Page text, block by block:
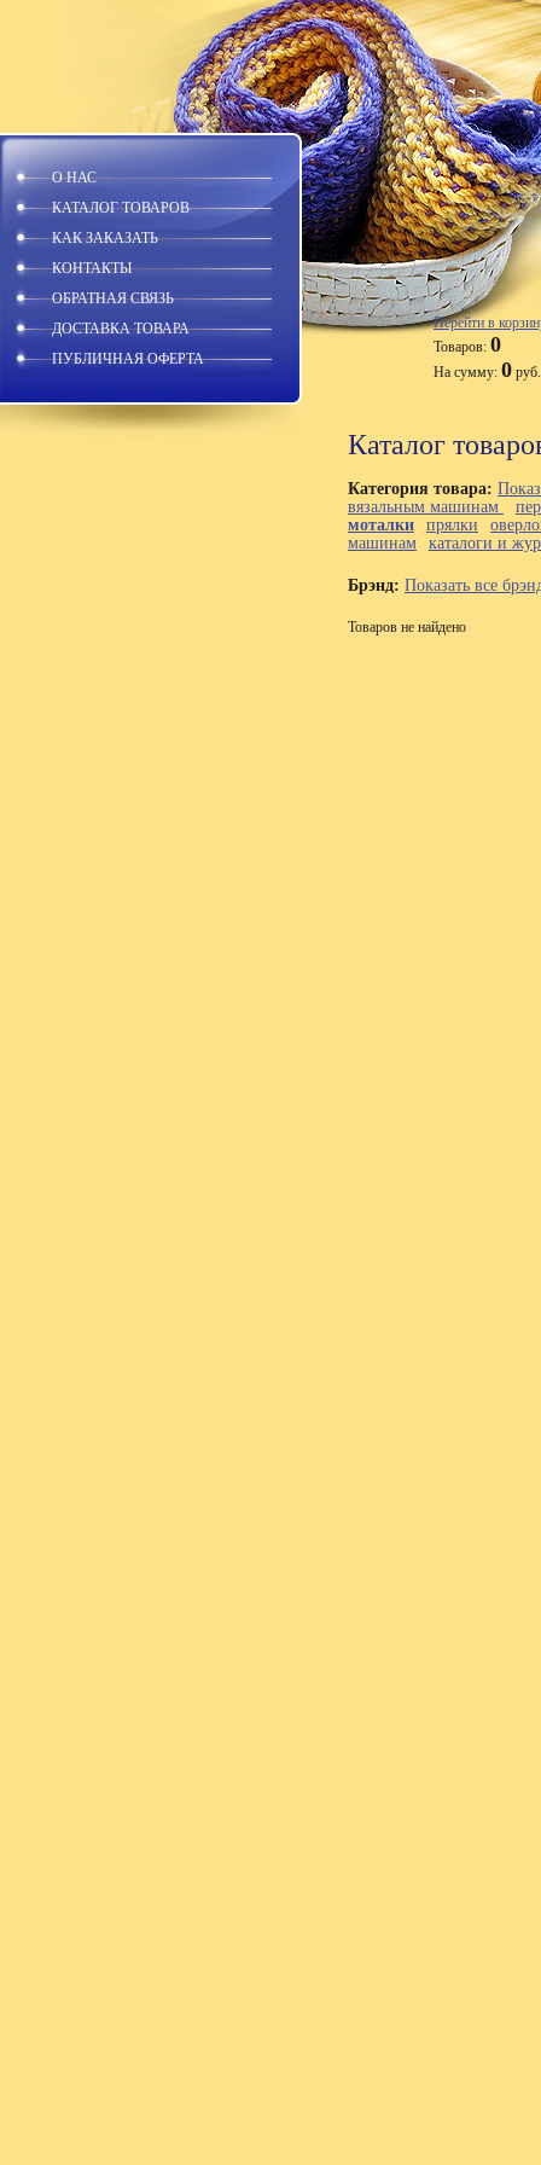
О НАС
КАТАЛОГ ТОВАРОВ
КАК ЗАКАЗАТЬ
КОНТАКТЫ
ОБРАТНАЯ СВЯЗЬ
ДОСТАВКА ТОВАРА
ПУБЛИЧНАЯ ОФЕРТА
Перейти в
Товаров: 0
На сумму: 0 руб.
Каталог
Категория товара:
вязальным машинам
моталки
прялки
машинам
каталоги и
Брэнд: Показать все
Товаров не найдено